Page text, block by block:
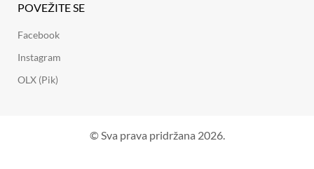
POVEŽITE SE
Facebook
Instagram
OLX (Pik)
© Sva prava pridržana 2026.